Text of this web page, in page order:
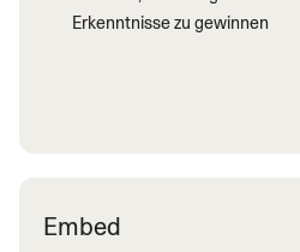
Erkenntnisse zu gewinnen
Embed